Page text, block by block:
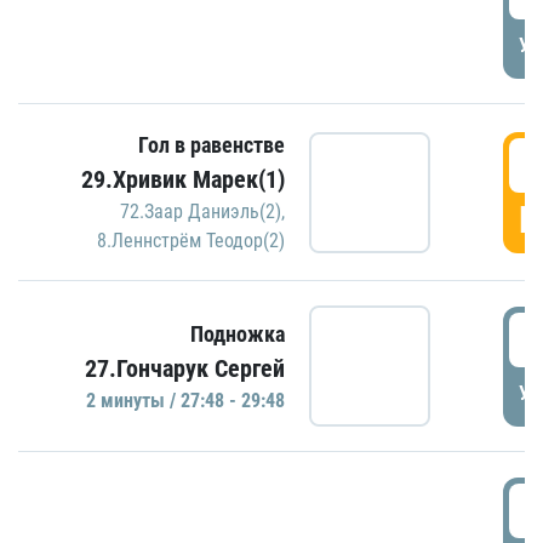
Гол в равенстве
29.Хривик Марек(1)
72.Заар Даниэль(2),
8.Леннстрём Теодор(2)
Подножка
27.Гончарук Сергей
2 минуты / 27:48 - 29:48